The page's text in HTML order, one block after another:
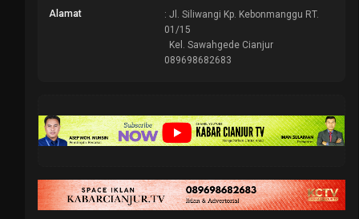
Alamat
: Jl. Siliwangi Kp. Kebonmanggu RT.
01/15
Kel. Sawahgede Cianjur
089698682683